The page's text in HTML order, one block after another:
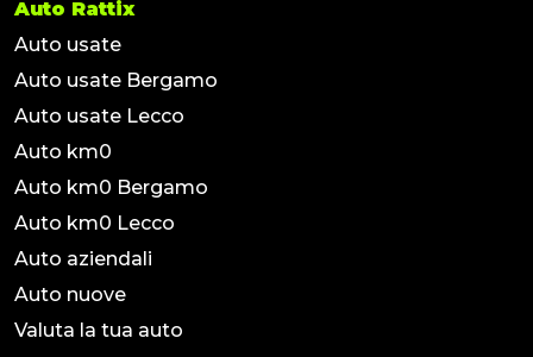
Auto Rattix
Auto usate
Auto usate Bergamo
Auto usate Lecco
Auto km0
Auto km0 Bergamo
Auto km0 Lecco
Auto aziendali
Auto nuove
Valuta la tua auto